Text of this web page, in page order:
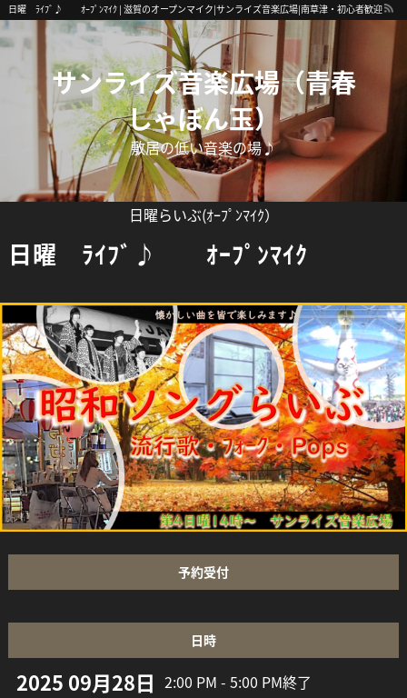
日曜 ﾗｲﾌﾞ♪ ｵｰﾌﾟﾝﾏｲｸ | 滋賀のオープンマイク|サンライズ音楽広場|南草津・初心者歓迎
サンライズ音楽広場（青春
しゃぼん玉）
敷居の低い音楽の場♪
日曜らいぶ(ｵｰﾌﾟﾝﾏｲｸ）
日曜 ﾗｲﾌﾞ♪ ｵｰﾌﾟﾝﾏｲｸ
予約受付
日時
2025 09月28日 2:00 PM - 5:00 PM終了